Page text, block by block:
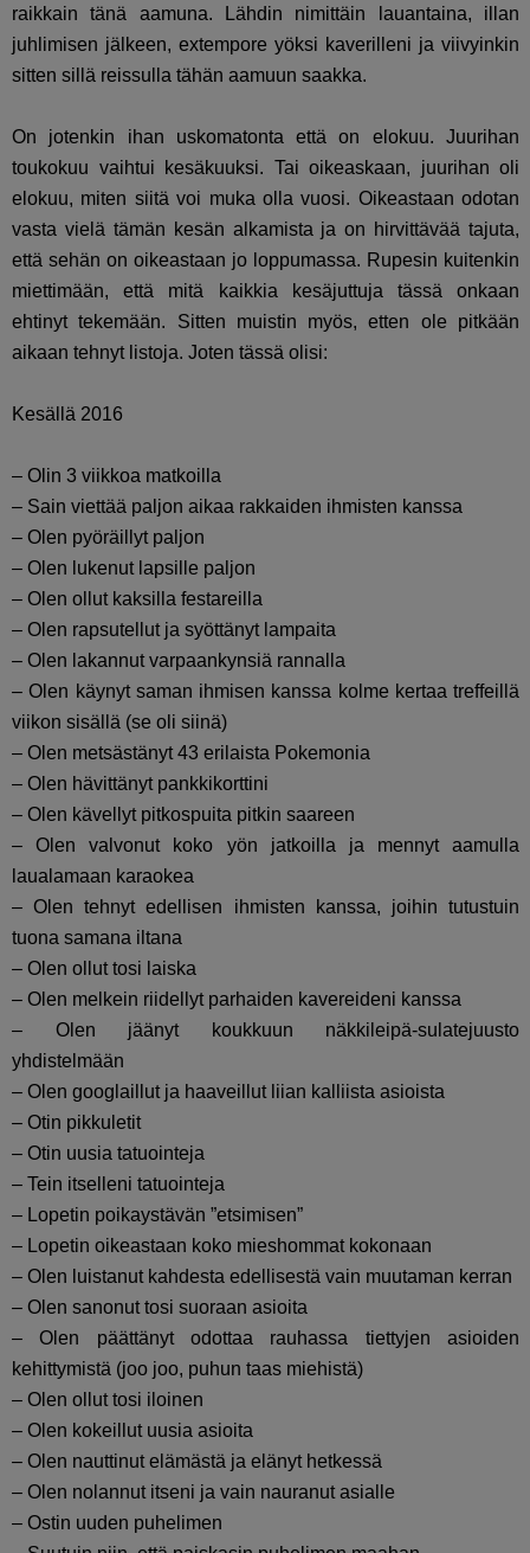
raikkain tänä aamuna. Lähdin nimittäin lauantaina, illan
juhlimisen jälkeen, extempore yöksi kaverilleni ja viivyinkin
sitten sillä reissulla tähän aamuun saakka.
On jotenkin ihan uskomatonta että on elokuu. Juurihan
toukokuu vaihtui kesäkuuksi. Tai oikeaskaan, juurihan oli
elokuu, miten siitä voi muka olla vuosi. Oikeastaan odotan
vasta vielä tämän kesän alkamista ja on hirvittävää tajuta,
että sehän on oikeastaan jo loppumassa. Rupesin kuitenkin
miettimään, että mitä kaikkia kesäjuttuja tässä onkaan
ehtinyt tekemään. Sitten muistin myös, etten ole pitkään
aikaan tehnyt listoja. Joten tässä olisi:
Kesällä 2016
– Olin 3 viikkoa matkoilla
– Sain viettää paljon aikaa rakkaiden ihmisten kanssa
– Olen pyöräillyt paljon
– Olen lukenut lapsille paljon
– Olen ollut kaksilla festareilla
– Olen rapsutellut ja syöttänyt lampaita
– Olen lakannut varpaankynsiä rannalla
– Olen käynyt saman ihmisen kanssa kolme kertaa treffeillä
viikon sisällä (se oli siinä)
– Olen metsästänyt 43 erilaista Pokemonia
– Olen hävittänyt pankkikorttini
– Olen kävellyt pitkospuita pitkin saareen
– Olen valvonut koko yön jatkoilla ja mennyt aamulla
laualamaan karaokea
– Olen tehnyt edellisen ihmisten kanssa, joihin tutustuin
tuona samana iltana
– Olen ollut tosi laiska
– Olen melkein riidellyt parhaiden kavereideni kanssa
– Olen jäänyt koukkuun näkkileipä-sulatejuusto
yhdistelmään
– Olen googlaillut ja haaveillut liian kalliista asioista
– Otin pikkuletit
– Otin uusia tatuointeja
– Tein itselleni tatuointeja
– Lopetin poikaystävän ”etsimisen”
– Lopetin oikeastaan koko mieshommat kokonaan
– Olen luistanut kahdesta edellisestä vain muutaman kerran
– Olen sanonut tosi suoraan asioita
– Olen päättänyt odottaa rauhassa tiettyjen asioiden
kehittymistä (joo joo, puhun taas miehistä)
– Olen ollut tosi iloinen
– Olen kokeillut uusia asioita
– Olen nauttinut elämästä ja elänyt hetkessä
– Olen nolannut itseni ja vain nauranut asialle
– Ostin uuden puhelimen